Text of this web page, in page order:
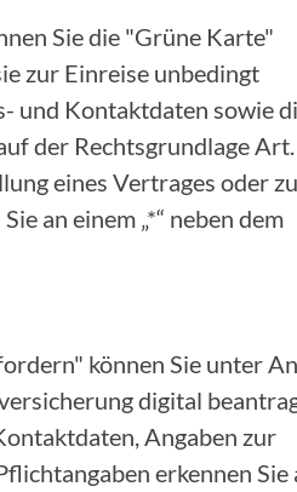
Sie die "Grüne Karte"
zur Einreise unbedingt
und Kontaktdaten sowie
der Rechtsgrundlage
eines Vertrages oder
an einem „*“ neben dem
können Sie unter
digital
Angaben zur
erkennen Sie